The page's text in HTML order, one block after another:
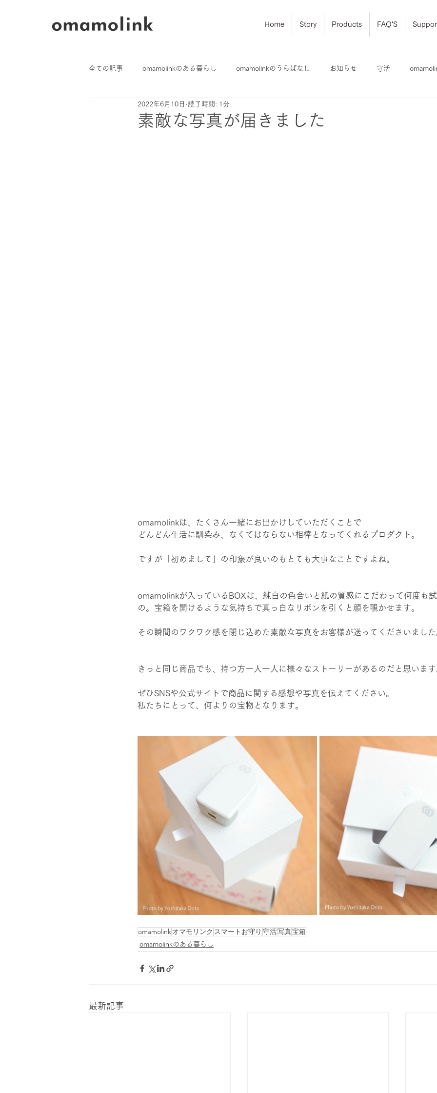
Home Story Products FAQ'S
全ての記事 omamolinkのある暮らし omamolinkのうらばなし お知らせ 守活
ご愛用者さまのおはなし
素敵な写真が届きました
2022年6月10日 読了時間: 1分
omamolinkは、たくさん一緒にお出かけしていただくことで
どんどん生活に馴染み、なくてはならない相棒となってくれるプロダクト。
ですが「初めまして」の印象が良いのもとても大事なことですよね。
omamolinkが入っているBOXは、純白の色合いと紙の質感にこだわって何度も
の。宝箱を開けるような気持ちで真っ白なリボンを引くと顔を覗かせます。
その瞬間のワクワク感を閉じ込めた素敵な写真をお客様が送ってくださいまし
きっと同じ商品でも、持つ方一人一人に様々なストーリーがあるのだと思いま
ぜひSNSや公式サイトで商品に関する感想や写真を伝えてください。
私たちにとって、何よりの宝物となります。
omamolinkオマモリンク スマートお守り 守活写真宝箱
omamolinkのある暮らし
最新記事